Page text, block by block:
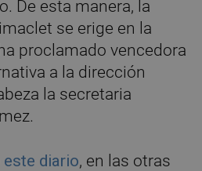
De esta manera, la
se erige en la
proclamado vencedora
a la dirección
la secretaria
diario, en las otras